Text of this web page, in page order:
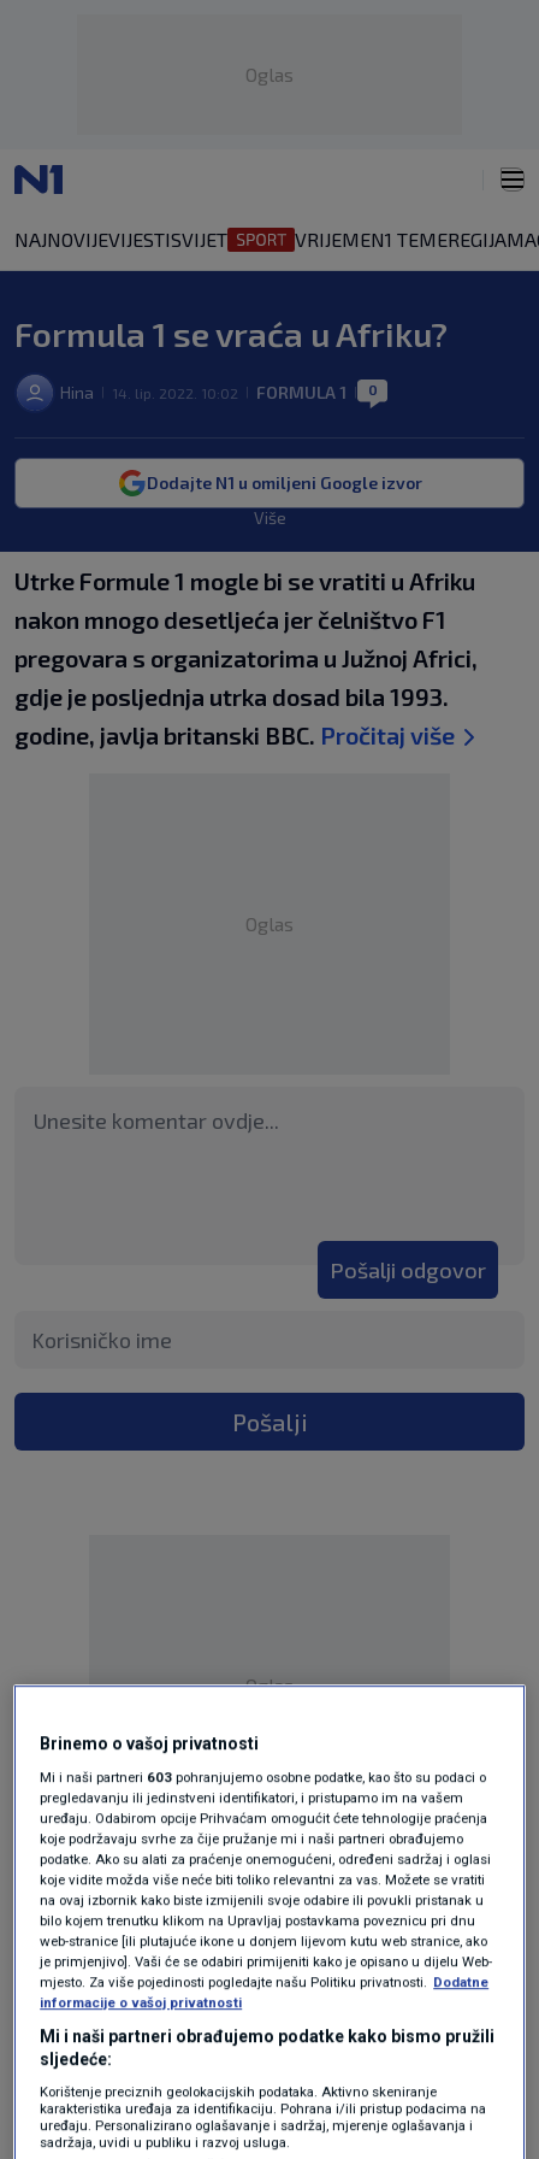
Oglas
NAJNOVIJEVIJESTISVIJET VRIJEMEN1 TEMEREGIJA
Formula 1 se vraća u Afriku?
Hina 14. lip. 2022. 10:02 FORMULA 1 0
Dodajte N1 u omiljeni Google izvor
Više
Utrke Formule 1 mogle bi se vratiti u Afriku
nakon mnogo desetljeća jer čelništvo F1
pregovara s organizatorima u Južnoj Africi,
gdje je posljednja utrka dosad bila 1993.
godine, javlja britanski BBC. Pročitaj više
Oglas
Pošalji odgovor
Pošalji
Oglas
Oglas
Brinemo o vašoj privatnosti
Mi i naši partneri 603 pohranjujemo osobne podatke, kao što su podaci o
pregledavanju ili jedinstveni identifikatori, i pristupamo im na vašem
uređaju. Odabirom opcije Prihvaćam omogućit ćete tehnologije praćenja
koje podržavaju svrhe za čije pružanje mi i naši partneri obrađujemo
podatke. Ako su alati za praćenje onemogućeni, određeni sadržaj i oglasi
koje vidite možda više neće biti toliko relevantni za vas. Možete se vratiti
na ovaj izbornik kako biste izmijenili svoje odabire ili povukli pristanak u
bilo kojem trenutku klikom na Upravljaj postavkama poveznicu pri dnu
web-stranice [ili plutajuće ikone u donjem lijevom kutu web stranice, ako
je primjenjivo]. Vaši će se odabiri primijeniti kako je opisano u dijelu Web-
mjesto. Za više pojedinosti pogledajte našu Politiku privatnosti. Dodatne
informacije o vašoj privatnosti
Mi i naši partneri obrađujemo podatke kako bismo pružili
sljedeće:
Korištenje preciznih geolokacijskih podataka. Aktivno skeniranje
karakteristika uređaja za identifikaciju. Pohrana i/ili pristup podacima na
uređaju. Personalizirano oglašavanje i sadržaj, mjerenje oglašavanja i
sadržaja, uvidi u publiku i razvoj usluga.